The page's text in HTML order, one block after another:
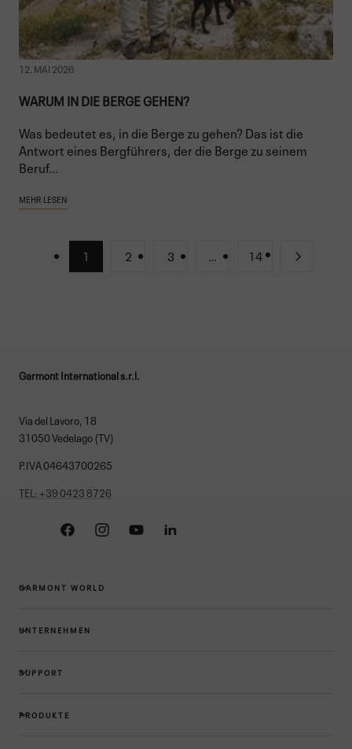
12. MAI 2026
WARUM IN DIE BERGE GEHEN?
Was bedeutet es, in die Berge zu gehen? Das ist die
Antwort eines Bergführers, der die Berge zu seinem
Beruf...
MEHR LESEN
1 2 3 … 14
Garmont International s.r.l.
Via del Lavoro, 18
31050 Vedelago (TV)
P.IVA 04643700265
TEL: +39 0423 8726
FacebookInstagramYouTubeLinkedin
GARMONT WORLD
UNTERNEHMEN
SUPPORT
PRODUKTE